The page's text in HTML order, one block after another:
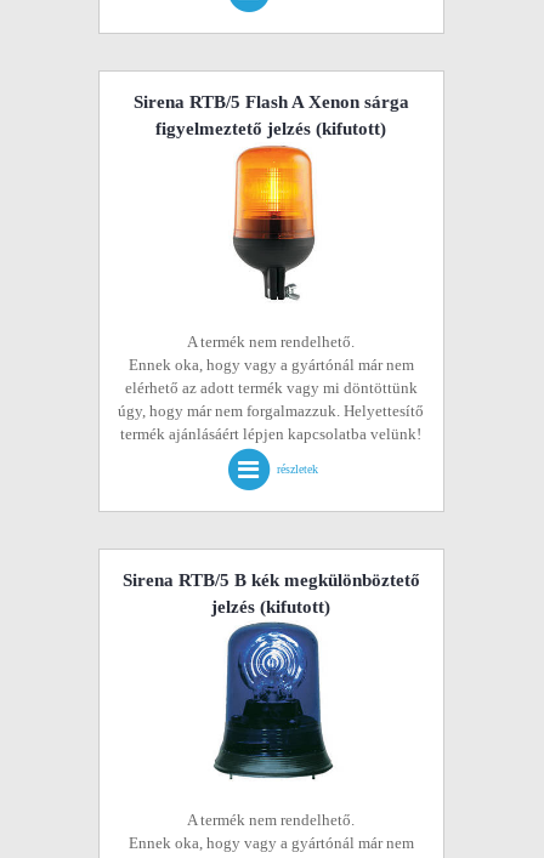
Sirena RTB/5 Flash A Xenon sárga
figyelmeztető jelzés (kifutott)
A termék nem rendelhető.
Ennek oka, hogy vagy a gyártónál már nem
elérhető az adott termék vagy mi döntöttünk
úgy, hogy már nem forgalmazzuk. Helyettesítő
termék ajánlásáért lépjen kapcsolatba velünk!
részletek
Sirena RTB/5 B kék megkülönböztető
jelzés (kifutott)
A termék nem rendelhető.
Ennek oka, hogy vagy a gyártónál már nem